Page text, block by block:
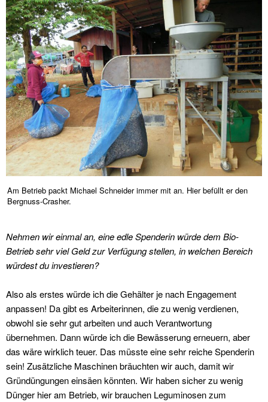
Am Betrieb packt Michael Schneider immer mit an. Hier befüllt er den
Bergnuss-Crasher.
Nehmen wir einmal an, eine edle Spenderin würde dem Bio-
Betrieb sehr viel Geld zur Verfügung stellen, in welchen Bereich
würdest du investieren?
Also als erstes würde ich die Gehälter je nach Engagement
anpassen! Da gibt es Arbeiterinnen, die zu wenig verdienen,
obwohl sie sehr gut arbeiten und auch Verantwortung
übernehmen. Dann würde ich die Bewässerung erneuern, aber
das wäre wirklich teuer. Das müsste eine sehr reiche Spenderin
sein! Zusätzliche Maschinen bräuchten wir auch, damit wir
Gründüngungen einsäen könnten. Wir haben sicher zu wenig
Dünger hier am Betrieb, wir brauchen Leguminosen zum